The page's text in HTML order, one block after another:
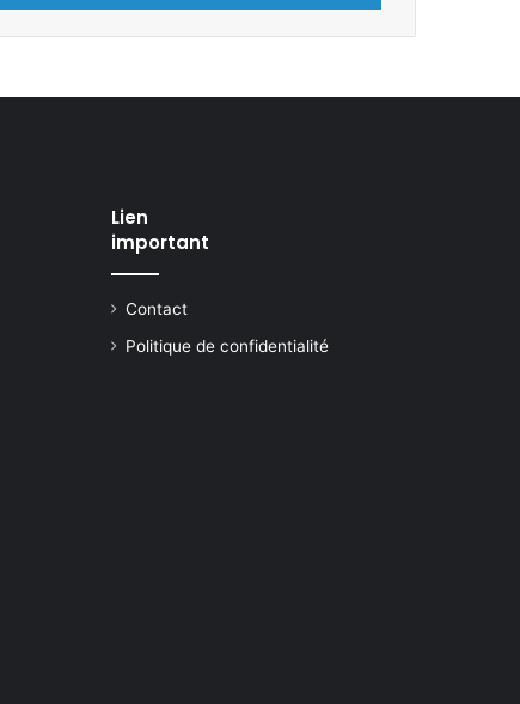
Lien
important
Contact
Politique de confidentialité